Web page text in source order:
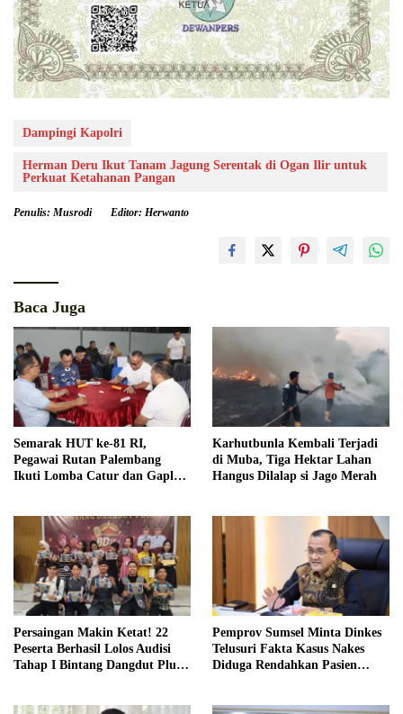
Dampingi Kapolri
Herman Deru Ikut Tanam Jagung Serentak di Ogan Ilir untuk
Perkuat Ketahanan Pangan
Penulis: Musrodi Editor: Herwanto
Baca Juga
Semarak HUT ke-81 RI,
Pegawai Rutan Palembang
Ikuti Lomba Catur dan Gaple
Karhutbunla Kembali Terjadi
di Muba, Tiga Hektar Lahan
Hangus Dilalap si Jago Merah
Persaingan Makin Ketat! 22
Peserta Berhasil Lolos Audisi
Tahap I Bintang Dangdut Plus
Pemprov Sumsel Minta Dinkes
Telusuri Fakta Kasus Nakes
Diduga Rendahkan Pasien